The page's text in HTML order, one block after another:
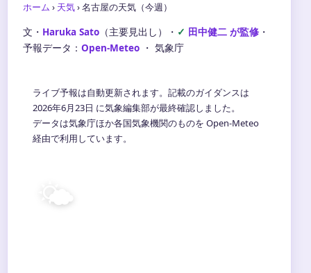
ホーム › 天気›名古屋の天気（今週）
文・ Haruka Sato （主要見出し） ・ 田中健二 が監修 ・
予報データ： Open-Meteo ・ 気象庁
ライブ予報は自動更新されます。記載のガイダンスは
2026年6月23日 に気象編集部が最終確認しました。
データは気象庁ほか各国気象機関のものを Open-Meteo
経由で利用しています。
🌤️